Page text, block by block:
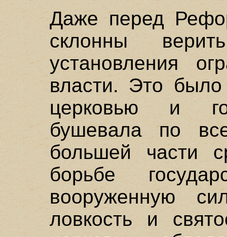
Даже перед
склонны
установления
власти. Это
церковью и
бушевала по
большей части
борьбе
вооруженную
ловкость и